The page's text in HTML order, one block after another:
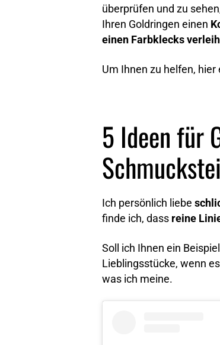
überprüfen und zu
Ihren Goldringen einen
einen Farbklecks
Um Ihnen zu helfen, hier
5 Ideen für
Ich persönlich liebe
finde ich, dass reine
Soll ich Ihnen ein
Lieblingsstücke, wenn
was ich meine.